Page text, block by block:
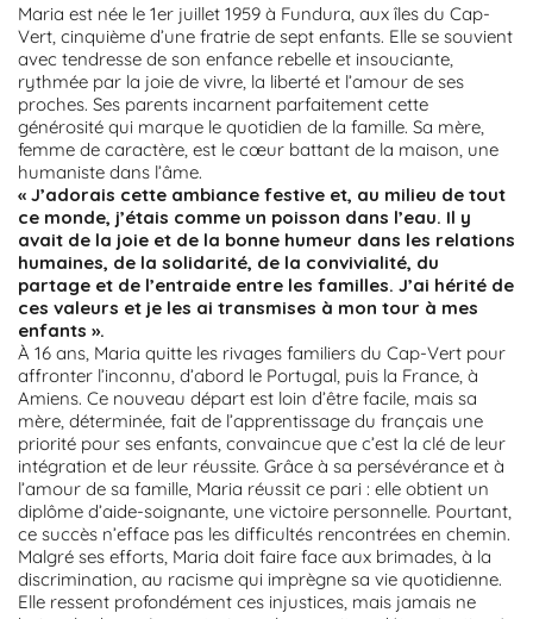
Maria est née le 1er juillet 1959 à Fundura, aux îles du Cap-
Vert, cinquième d’une fratrie de sept enfants. Elle se souvient
avec tendresse de son enfance rebelle et insouciante,
rythmée par la joie de vivre, la liberté et l’amour de ses
proches. Ses parents incarnent parfaitement cette
générosité qui marque le quotidien de la famille. Sa mère,
femme de caractère, est le cœur battant de la maison, une
humaniste dans l’âme.
« J’adorais cette ambiance festive et, au milieu de tout
ce monde, j’étais comme un poisson dans l’eau. Il y
avait de la joie et de la bonne humeur dans les relations
humaines, de la solidarité, de la convivialité, du
partage et de l’entraide entre les familles. J’ai hérité de
ces valeurs et je les ai transmises à mon tour à mes
enfants ».
À 16 ans, Maria quitte les rivages familiers du Cap-Vert pour
affronter l’inconnu, d’abord le Portugal, puis la France, à
Amiens. Ce nouveau départ est loin d’être facile, mais sa
mère, déterminée, fait de l’apprentissage du français une
priorité pour ses enfants, convaincue que c’est la clé de leur
intégration et de leur réussite. Grâce à sa persévérance et à
l’amour de sa famille, Maria réussit ce pari : elle obtient un
diplôme d’aide-soignante, une victoire personnelle. Pourtant,
ce succès n’efface pas les difficultés rencontrées en chemin.
Malgré ses efforts, Maria doit faire face aux brimades, à la
discrimination, au racisme qui imprègne sa vie quotidienne.
Elle ressent profondément ces injustices, mais jamais ne